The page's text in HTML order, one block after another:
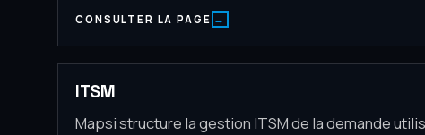
CONSULTER LA PAGE
ITSM
Mapsi structure la gestion ITSM de la demande